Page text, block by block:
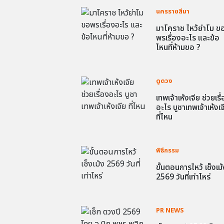
นครราชสีมา
มาโคราช ไหว้ย่าโม ข
พรเรื่องอะไร และข้อ
ไหนที่ห้ามขอ ?
ดูดวง
เทพเจ้าเห้งเจีย ช่วยเ
อะไร บูชาเทพเจ้าเห้งเ
ที่ไหน
พิธีกรรม
ขั้นตอนการไหว้ เช็งเ
2569 วันที่เท่าไหร่
PR NEWS